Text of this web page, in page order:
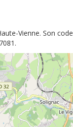
Vienne. Son code